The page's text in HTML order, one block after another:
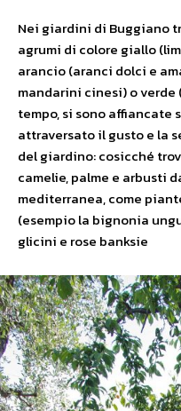
Nei giardini di Buggiano
agrumi di colore giallo
arancio (aranci dolci e
mandarini cinesi) o verde
tempo, si sono affiancate
attraversato il gusto e la
del giardino: cosicché
camelie, palme e arbusti
mediterranea, come
(esempio la bignonia
glicini e rose banksie